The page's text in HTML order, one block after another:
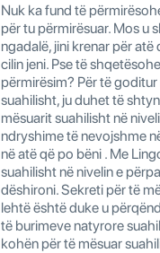
Nuk ka fund të
për tu përmirësuar. Mos u
ngadalë, jini krenar për
cilin jeni. Pse të
përmirësim? Për të
suahilisht, ju duhet të
mësuarit suahilisht në
ndryshime të nevojshme
në atë që po bëni . Me
suahilisht në nivelin e
dëshironi. Sekreti për të
lehtë është duke u
të burimeve natyrore
kohën për të mësuar